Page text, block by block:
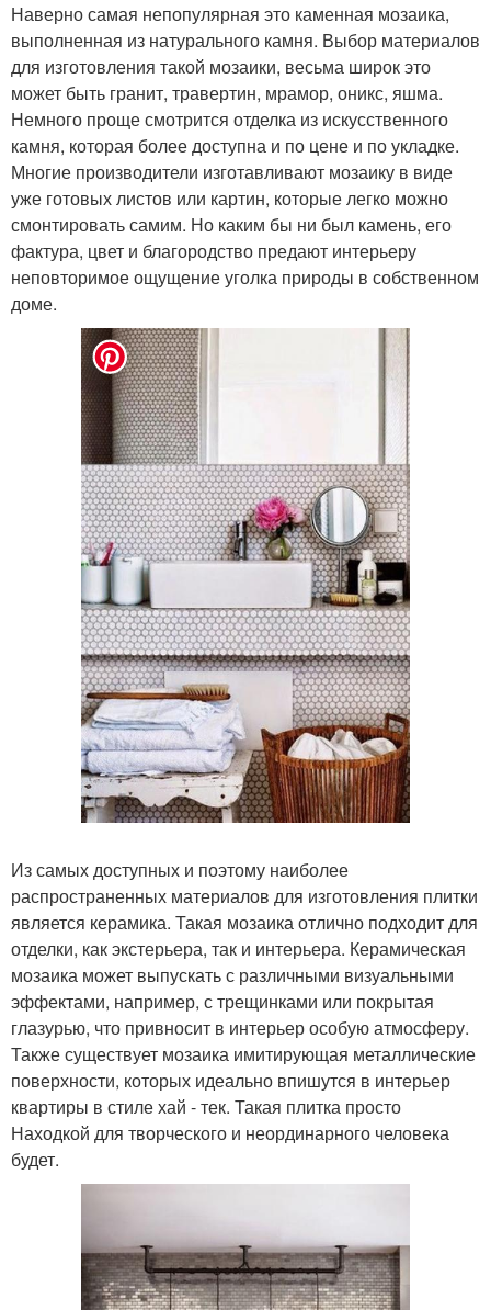
Наверно самая непопулярная это каменная мозаика,
выполненная из натурального камня. Выбор материалов
для изготовления такой мозаики, весьма широк это
может быть гранит, травертин, мрамор, оникс, яшма.
Немного проще смотрится отделка из искусственного
камня, которая более доступна и по цене и по укладке.
Многие производители изготавливают мозаику в виде
уже готовых листов или картин, которые легко можно
смонтировать самим. Но каким бы ни был камень, его
фактура, цвет и благородство предают интерьеру
неповторимое ощущение уголка природы в собственном
доме.
Из самых доступных и поэтому наиболее
распространенных материалов для изготовления плитки
является керамика. Такая мозаика отлично подходит для
отделки, как экстерьера, так и интерьера. Керамическая
мозаика может выпускать с различными визуальными
эффектами, например, с трещинками или покрытая
глазурью, что привносит в интерьер особую атмосферу.
Также существует мозаика имитирующая металлические
поверхности, которых идеально впишутся в интерьер
квартиры в стиле хай - тек. Такая плитка просто
Находкой для творческого и неординарного человека
будет.